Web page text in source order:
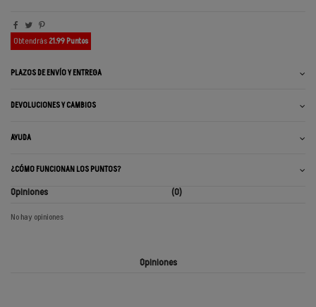
Obtendrás21.99 Puntos
PLAZOS DE ENVÍO Y ENTREGA
DEVOLUCIONES Y CAMBIOS
AYUDA
¿CÓMO FUNCIONAN LOS PUNTOS?
Opiniones (0)
No hay opiniones
Opiniones